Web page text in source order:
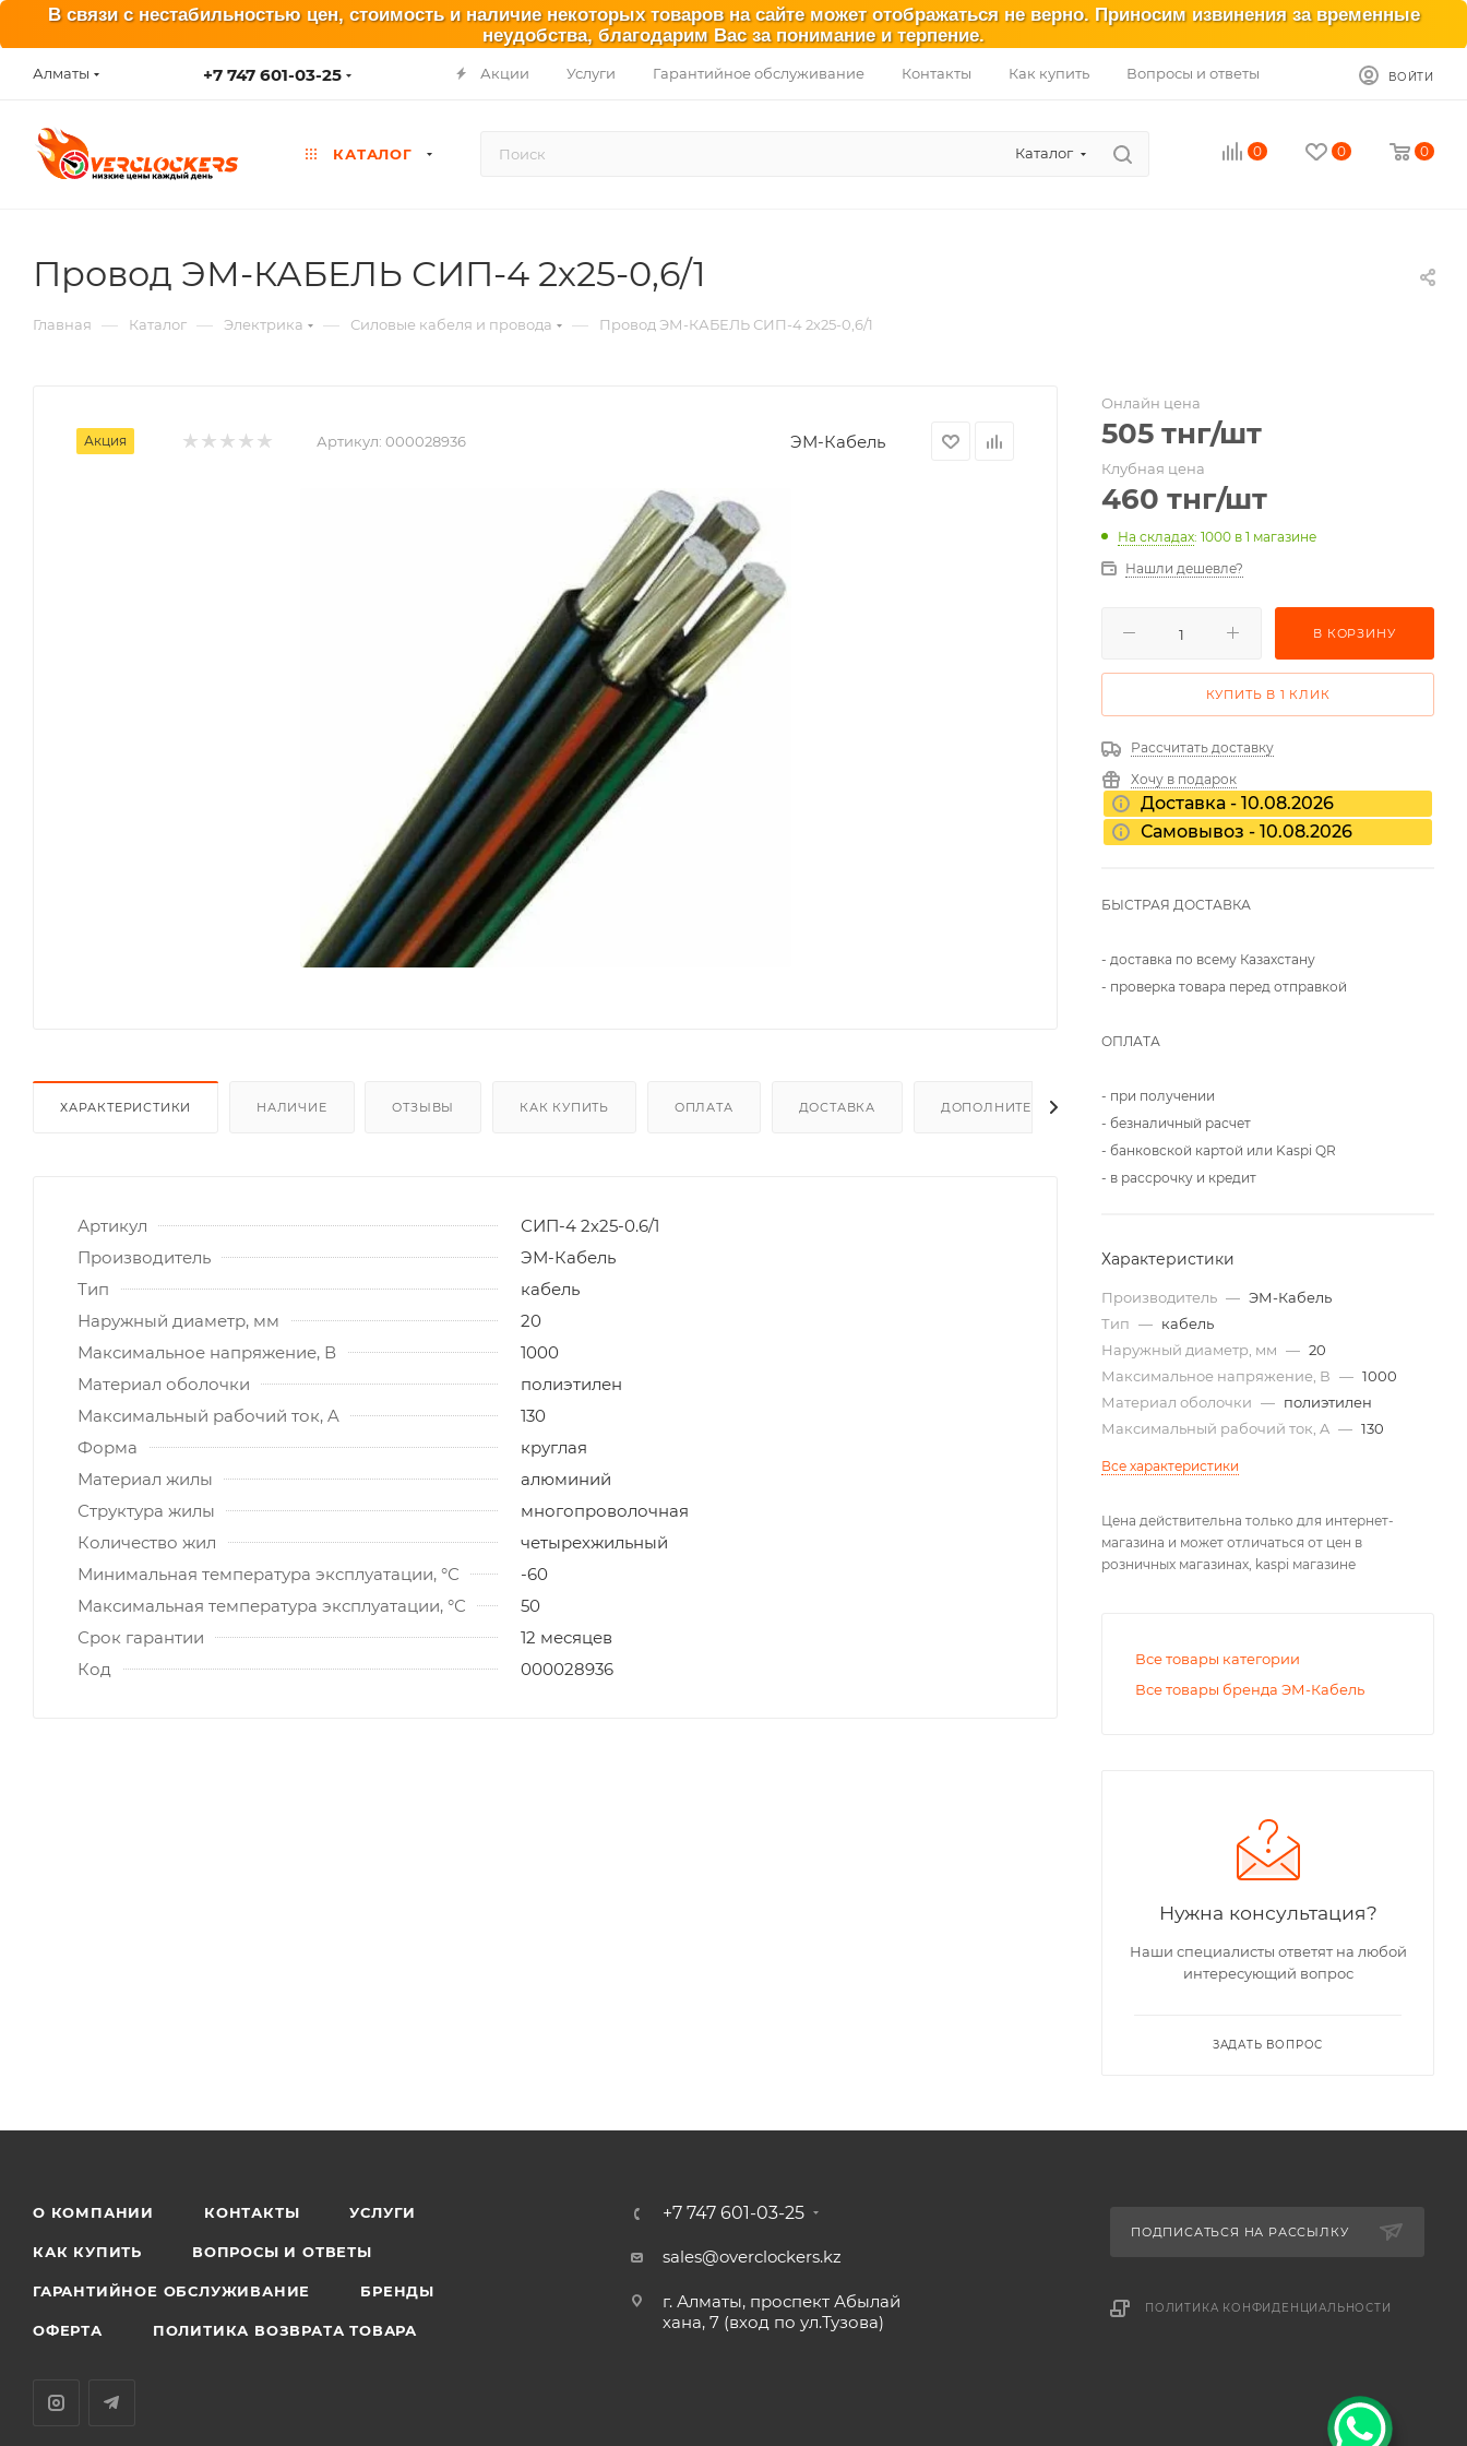
В связи с нестабильностью цен, стоимость и наличие некоторых товаров на сайте может отображаться не верно. Приносим извинения за временные
неудобства, благодарим Вас за понимание и терпение.
Алматы +7 747 601-03-25 Акции Услуги Гарантийное обслуживание Контакты Как купить Вопросы и ответы ВОЙТИ
КАТАЛОГ Каталог 0 0 0
Провод ЭМ-КАБЕЛЬ СИП-4 2х25-0,6/1
Главная — Каталог — Электрика — Силовые кабеля и провода — Провод ЭМ-КАБЕЛЬ СИП-4 2х25-0,6/1
Акция Артикул: 000028936 ЭМ-Кабель
ХАРАКТЕРИСТИКИ НАЛИЧИЕ ОТЗЫВЫ КАК КУПИТЬ ОПЛАТА ДОСТАВКА ДОПОЛНИТЕЛЬНО
Артикул
СИП-4 2х25-0.6/1
Производитель
ЭМ-Кабель
Тип
кабель
Наружный диаметр, мм
20
Максимальное напряжение, В
1000
Материал оболочки
полиэтилен
Максимальный рабочий ток, A
130
Форма
круглая
Материал жилы
алюминий
Структура жилы
многопроволочная
Количество жил
четырехжильный
Минимальная температура эксплуатации, °С
-60
Максимальная температура эксплуатации, °С
50
Срок гарантии
12 месяцев
Код
000028936
Онлайн цена
505 тнг/шт
Клубная цена
460 тнг/шт
На складах: 1000 в 1 магазине
Нашли дешевле?
В КОРЗИНУ
КУПИТЬ В 1 КЛИК
Рассчитать доставку
Хочу в подарок
Доставка - 10.08.2026
Самовывоз - 10.08.2026
БЫСТРАЯ ДОСТАВКА
- доставка по всему Казахстану
- проверка товара перед отправкой
ОПЛАТА
- при получении
- безналичный расчет
- банковской картой или Kaspi QR
- в рассрочку и кредит
Характеристики
Производитель — ЭМ-Кабель
Тип — кабель
Наружный диаметр, мм — 20
Максимальное напряжение, В — 1000
Материал оболочки — полиэтилен
Максимальный рабочий ток, A — 130
Все характеристики
Цена действительна только для интернет-
магазина и может отличаться от цен в
розничных магазинах, kaspi магазине
Все товары категории
Все товары бренда ЭМ-Кабель
Нужна консультация?
Наши специалисты ответят на любой
интересующий вопрос
ЗАДАТЬ ВОПРОС
О КОМПАНИИ КОНТАКТЫ УСЛУГИ
КАК КУПИТЬ ВОПРОСЫ И ОТВЕТЫ
ГАРАНТИЙНОЕ ОБСЛУЖИВАНИЕ БРЕНДЫ
ОФЕРТА ПОЛИТИКА ВОЗВРАТА ТОВАРА
+7 747 601-03-25
sales@overclockers.kz
г. Алматы, проспект Абылай
хана, 7 (вход по ул.Тузова)
ПОДПИСАТЬСЯ НА РАССЫЛКУ
ПОЛИТИКА КОНФИДЕНЦИАЛЬНОСТИ